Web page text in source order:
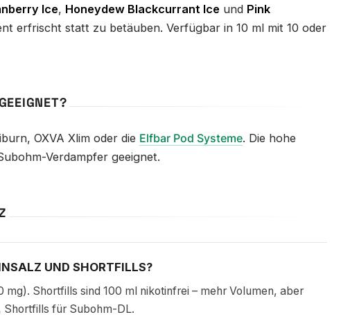
Ice, Honeydew Blackcurrant Ice und Pink
erfrischt statt zu betäuben. Verfügbar in 10 ml mit 10 oder
OXVA Xlim oder die Elfbar Pod Systeme. Die hohe
Verdampfer geeignet.
UND SHORTFILLS?
Shortfills sind 100 ml nikotinfrei – mehr Volumen, aber
Shortfills für Subohm-DL.